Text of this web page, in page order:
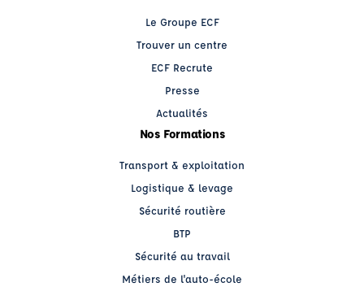
Le Groupe ECF
Trouver un centre
ECF Recrute
Presse
Actualités
Nos Formations
Transport & exploitation
Logistique & levage
Sécurité routière
BTP
Sécurité au travail
Métiers de l'auto-école